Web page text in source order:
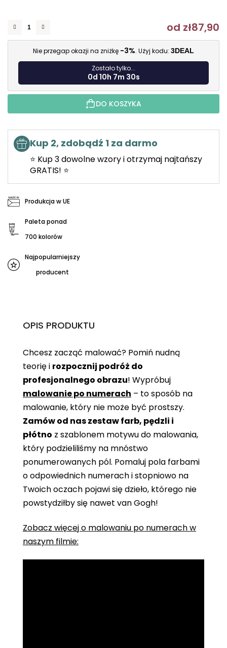
od zł87,90
Nie przegap okazji na zniżkę -3%. Użyj kodu: 3DEAL
Zostało tylko...
0d 10h 7m 29s
DO KOSZYKA
Kup 2, zdobądź 1 za darmo
⭐ Kup 3 dowolne wzory i otrzymaj najtańszy
GRATIS! ⭐
Produkcja w UE
Paleta ponad
700 kolorów
Najpopularniejszy
producent
OPIS PRODUKTU
Chcesz zacząć malować? Pomiń nudną
teorię i rozpocznij podróż do
profesjonalnego obrazu! Wypróbuj
malowanie po numerach – to sposób na
malowanie, który nie może być prostszy.
Zamów od nas zestaw farb, pędzli i
płótno z szablonem motywu do malowania,
który podzieliliśmy na mnóstwo
ponumerowanych pól. Pomaluj pola farbami
o odpowiednich numerach i stopniowo na
Twoich oczach pojawi się dzieło, którego nie
powstydziłby się nawet van Gogh!
Zobacz więcej o malowaniu po numerach w
naszym filmie: